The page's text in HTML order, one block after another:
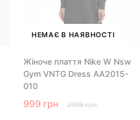
НЕМАЄ В НАЯВНОСТІ
Жіноче плаття Nike W Nsw
Gym VNTG Dress AA2015-
010
999 грн 2998 грн